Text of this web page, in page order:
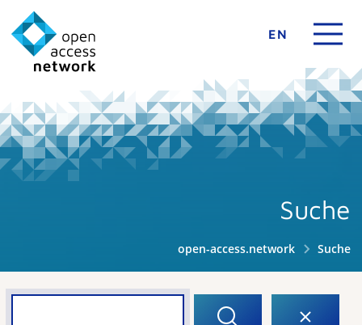
EN
Suche
open-access.network Suche